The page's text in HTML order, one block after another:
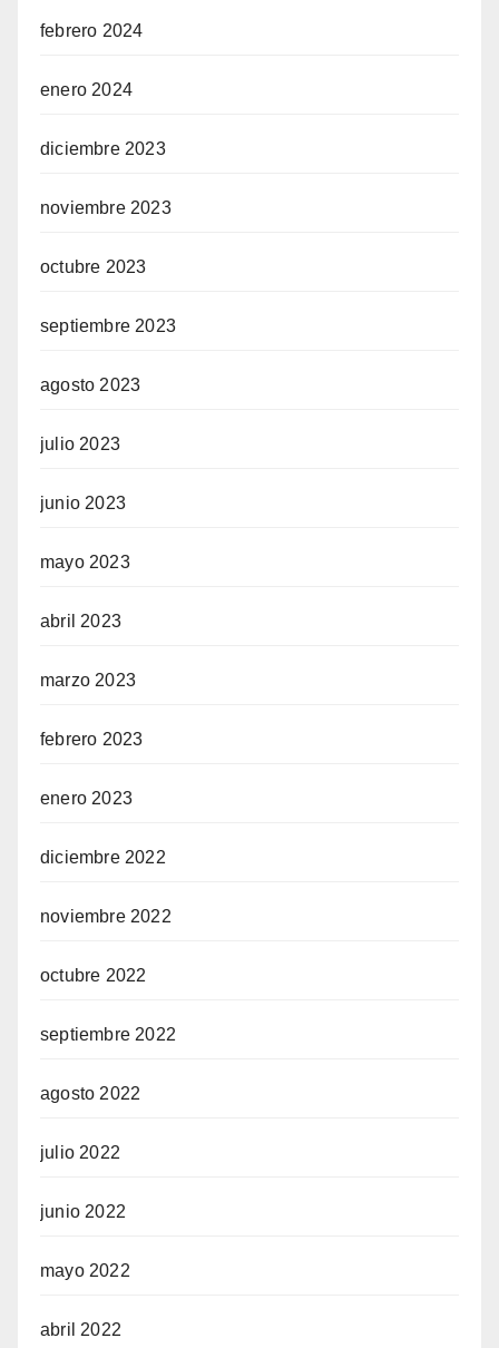
febrero 2024
enero 2024
diciembre 2023
noviembre 2023
octubre 2023
septiembre 2023
agosto 2023
julio 2023
junio 2023
mayo 2023
abril 2023
marzo 2023
febrero 2023
enero 2023
diciembre 2022
noviembre 2022
octubre 2022
septiembre 2022
agosto 2022
julio 2022
junio 2022
mayo 2022
abril 2022